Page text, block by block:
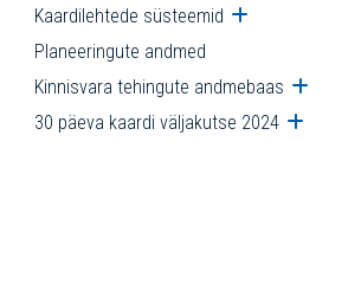
Kaardilehtede süsteemid Ava
Planeeringute andmed
Kinnisvara tehingute andmebaas Ava
30 päeva kaardi väljakutse 2024 Ava